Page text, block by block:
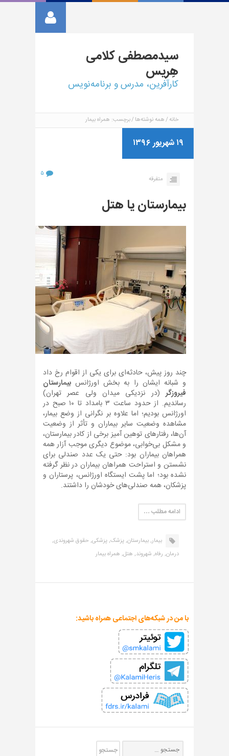
سیدمصطفیکلامی
هِریس
کارآفرین، مدرس و برنامه‌نویس
خانه همه نوشته‌ها برچسب: همراه بیمار
۱۹ شهریور ۱۳۹۶
متفرقه
۵
بیمارستان یا هتل
چند روز پیش، حادثه‌ای برای یکی از اقوام رخ داد
و شبانه ایشان را به بخش اورژانس بیمارستان
فیروزگر(در نزدیکی میدان ولی عصر تهران)
رساندیم. از حدود ساعت ۳ بامداد تا ۱۰ صبح در
اورژانس بودیم؛ اما علاوه بر نگرانی از وضع بیمار،
مشاهده وضعیت سایر بیماران و تأثر از وضعیت
آن‌ها، رفتارهای توهین آمیز برخی از کادر بیمارستان،
و مشکل بی‌خوابی، موضوع دیگری موجب آزار همه
همراهان بیماران بود: حتی یک عدد صندلی برای
نشستن و استراحت همراهان بیماران در نظر گرفته
نشده بود؛ اما پشت ایستگاه اورژانس، پرستاران و
پزشکان، همه صندلی‌های خودشان را داشتند.
ادامه مطلب …
بیمار,بیمارستان,پزشک,پزشکی, حقوق شهروندی,
درمان, رفاه, شهروند, هتل, همراه بیمار
با من در شبکه‌های اجتماعی همراه باشید: